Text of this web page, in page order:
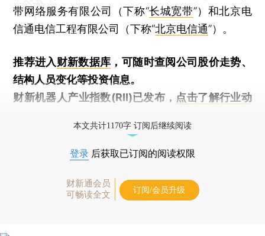
带网络服务有限公司（下称“长城宽带”）和北京电
信通电信工程有限公司（下称“北京电信通”）。
推荐进入财新数据库 ，可随时查阅公司股价走势、
结构人员变化等投资信息。
财新机器人产业指数(RII)已发布， 点击了解行业动
本文共计1170字 订阅后继续阅读
登录 后获取已订阅的阅读权限
财新通会员
可畅读全文
订阅/会员升级